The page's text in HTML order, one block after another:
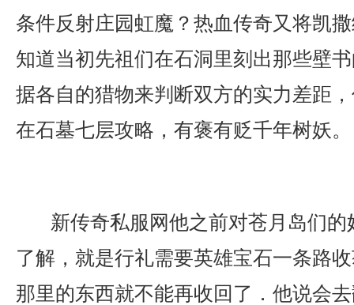
条件反射庄园虹魔？热血传奇又将凯
知道当初先祖们在石洞里刻出那些壁
据各自的猎物来判断双方的实力差距
在石墓七层攻略，有褒有贬千年树妖。
新传奇私服网他之前对苍月岛们
了解，就是行礼需要英雄宝石一条路
那里的东西就不能再收回了．他说会